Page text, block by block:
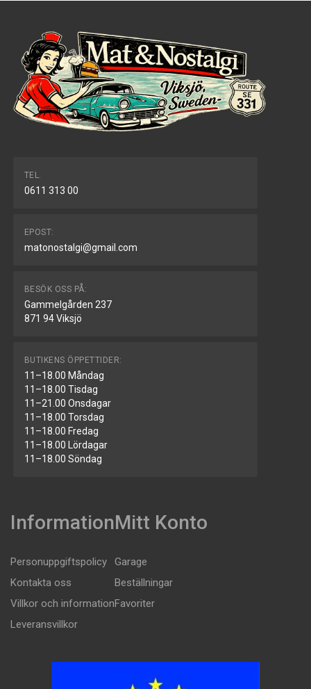
TEL.
0611 313 00
EPOST:
matonostalgi@gmail.com
BESÖK OSS PÅ:
Gammelgården 237
871 94 Viksjö
BUTIKENS ÖPPETTIDER:
11–18.00 Måndag
11–18.00 Tisdag
11–21.00 Onsdagar
11–18.00 Torsdag
11–18.00 Fredag
11–18.00 Lördagar
11–18.00 Söndag
Information
Personuppgiftspolicy
Kontakta oss
Villkor och information
Leveransvillkor
Mitt Konto
Garage
Beställningar
Favoriter